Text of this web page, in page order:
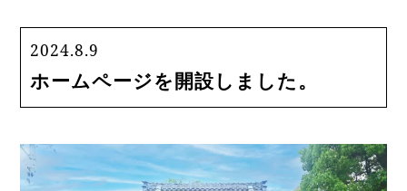
2024.8.9
ホームページを開設しました。